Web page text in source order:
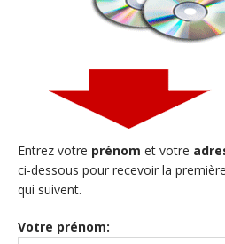
Entrez votre prénom et votre
ci-dessous pour recevoir la
qui suivent.
Votre prénom: